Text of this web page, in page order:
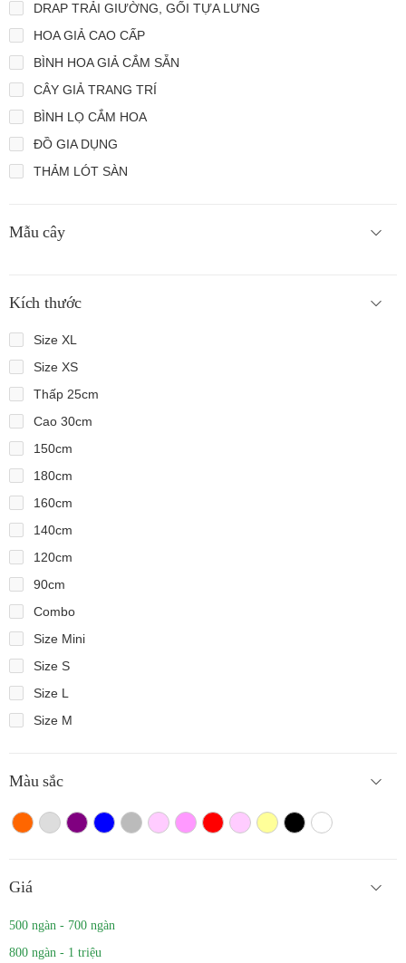
DRAP TRẢI GIƯỜNG, GỐI TỰA LƯNG
HOA GIẢ CAO CẤP
BÌNH HOA GIẢ CẮM SẴN
CÂY GIẢ TRANG TRÍ
BÌNH LỌ CẮM HOA
ĐỒ GIA DỤNG
THẢM LÓT SÀN
Mẫu cây
Kích thước
Size XL
Size XS
Thấp 25cm
Cao 30cm
150cm
180cm
160cm
140cm
120cm
90cm
Combo
Size Mini
Size S
Size L
Size M
Màu sắc
Màu camTrắng màu
Tím XanhXám Hồng nhạtHồng đậm
Đỏ HồngVàngMàu đenTrắng
Giá
500 ngàn - 700 ngàn
800 ngàn - 1 triệu